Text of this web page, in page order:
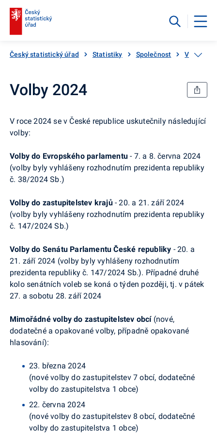
Český statistický úřad Statistiky Společnost Volby
Volby 2024
V roce 2024 se v České republice uskutečnily následující
volby:
Volby do Evropského parlamentu - 7. a 8. června 2024
(volby byly vyhlášeny rozhodnutím prezidenta republiky
č. 38/2024 Sb.)
Volby do zastupitelstev krajů- 20. a 21. září 2024
(volby byly vyhlášeny rozhodnutím prezidenta republiky
č. 147/2024 Sb.)
Volby do Senátu Parlamentu České republiky - 20. a
21. září 2024 (volby byly vyhlášeny rozhodnutím
prezidenta republiky č. 147/2024 Sb.). Případné druhé
kolo senátních voleb se koná o týden později, tj. v pátek
27. a sobotu 28. září 2024
Mimořádné volby do zastupitelstev obcí(nové,
dodatečné a opakované volby, případně opakované
hlasování):
23. března 2024
(nové volby do zastupitelstev 7 obcí, dodatečné
volby do zastupitelstva 1 obce)
22. června 2024
(nové volby do zastupitelstev 8 obcí, dodatečné
volby do zastupitelstva 1 obce)